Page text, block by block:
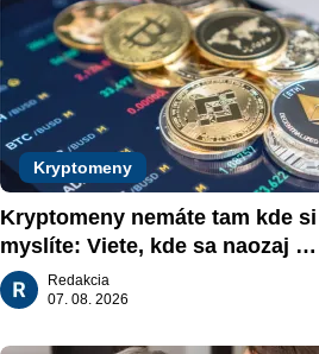
Kryptomeny
Kryptomeny nemáte tam kde si
myslíte: Viete, kde sa naozaj
nachádzajú?
Redakcia
07. 08. 2026